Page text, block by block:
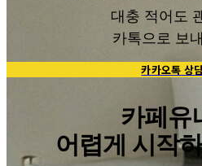
대충 적어도
카톡으로 보
카카오톡 상
카페유
어렵게 시작